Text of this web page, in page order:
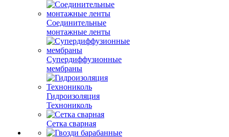
Соединительные
монтажные ленты
Супердиффузионные
мембраны
Гидроизоляция
Технониколь
Сетка сварная